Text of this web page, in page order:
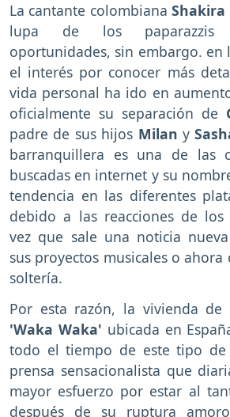
La cantante colombianaShakira
lupa de los paparazzis
oportunidades, sin embargo. en
el interés por conocer más
vida personal ha ido en
oficialmente su separación de
padre de sus hijos Milan y
barranquillera es una de las
buscadas en internet y su
tendencia en las diferentes
debido a las reacciones de los
vez que sale una noticia
sus proyectos musicales o ahora
soltería.
Por esta razón, la vivienda de
'Waka Waka' ubicada en
todo el tiempo de este tipo
prensa sensacionalista que
mayor esfuerzo por estar al
después de su ruptura